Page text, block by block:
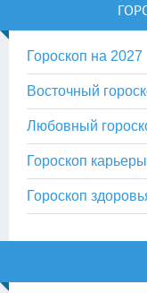
Гороскоп на 2027
Восточный
Любовный
Гороскоп
Гороскоп